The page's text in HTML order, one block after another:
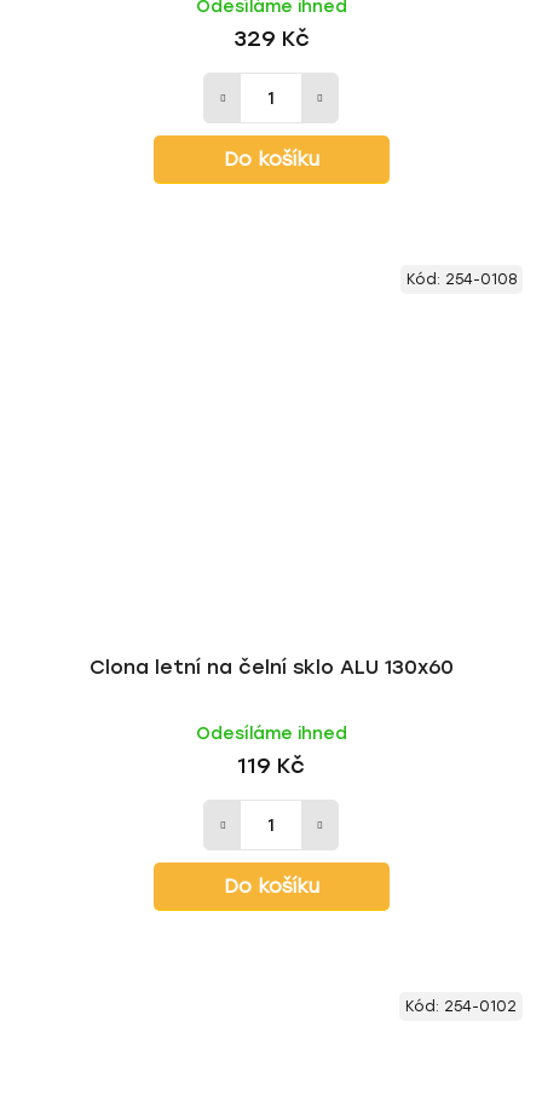
Odesíláme ihned
329 Kč
Do košíku
Clona letní na čelní sklo ALU 130x60
Odesíláme ihned
119 Kč
Do košíku
Kód: 254-0108
Kód: 254-0102